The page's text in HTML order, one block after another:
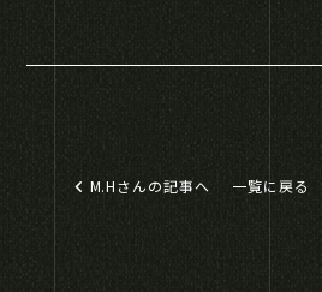
M.Hさんの記事へ 一覧に戻る